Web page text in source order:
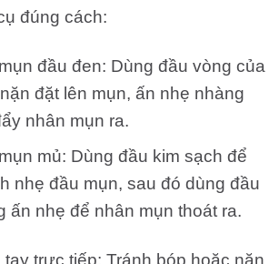
đúng cách:
đầu đen: Dùng đầu vòng của
đặt lên mụn, ấn nhẹ nhàng
nhân mụn ra.
mủ: Dùng đầu kim sạch để
nhẹ đầu mụn, sau đó dùng đầu
ấn nhẹ để nhân mụn thoát ra.